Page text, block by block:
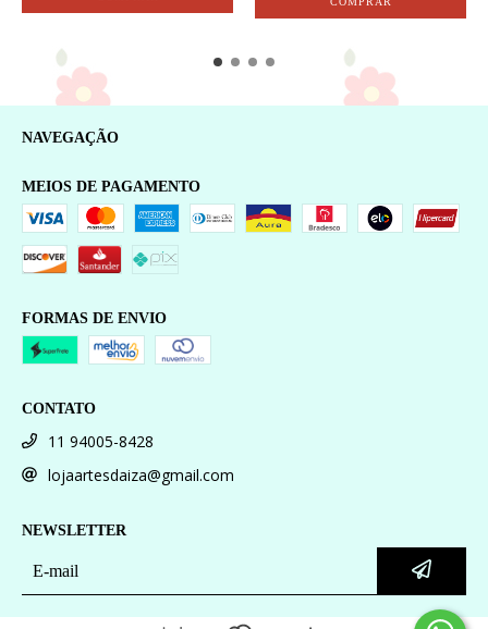
NAVEGAÇÃO
MEIOS DE PAGAMENTO
FORMAS DE ENVIO
CONTATO
11 94005-8428
lojaartesdaiza@gmail.com
NEWSLETTER